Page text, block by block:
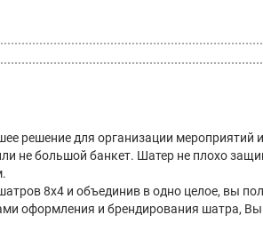
решение для организации
не большой банкет. Шатер не плохо
8х4 и объединив в одно целое, вы
оформления и брендирования шатра,